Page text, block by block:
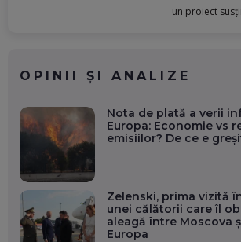
un proiect
OPINII ȘI ANALIZE
Nota de plată a verii
Europa: Economie vs
emisiilor? De ce e
Zelenski, prima vizită
unei călătorii care îl
aleagă între Moscova
Europa